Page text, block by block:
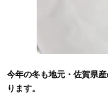
今年の冬も地元・ 佐賀県
ります。